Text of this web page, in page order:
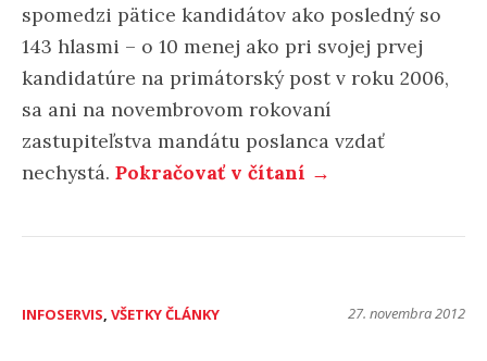
spomedzi pätice kandidátov ako posledný so
143 hlasmi – o 10 menej ako pri svojej prvej
kandidatúre na primátorský post v roku 2006,
sa ani na novembrovom rokovaní
zastupiteľstva mandátu poslanca vzdať
nechystá. Pokračovať v čítaní →
INFOSERVIS, VŠETKY ČLÁNKY 27. novembra 2012